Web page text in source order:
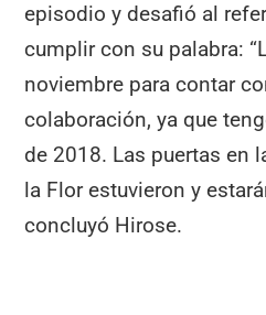
episodio y desafió al
cumplir con su palabra:
noviembre para contar
colaboración, ya que
de 2018. Las puertas en
la Flor estuvieron y
concluyó Hirose.